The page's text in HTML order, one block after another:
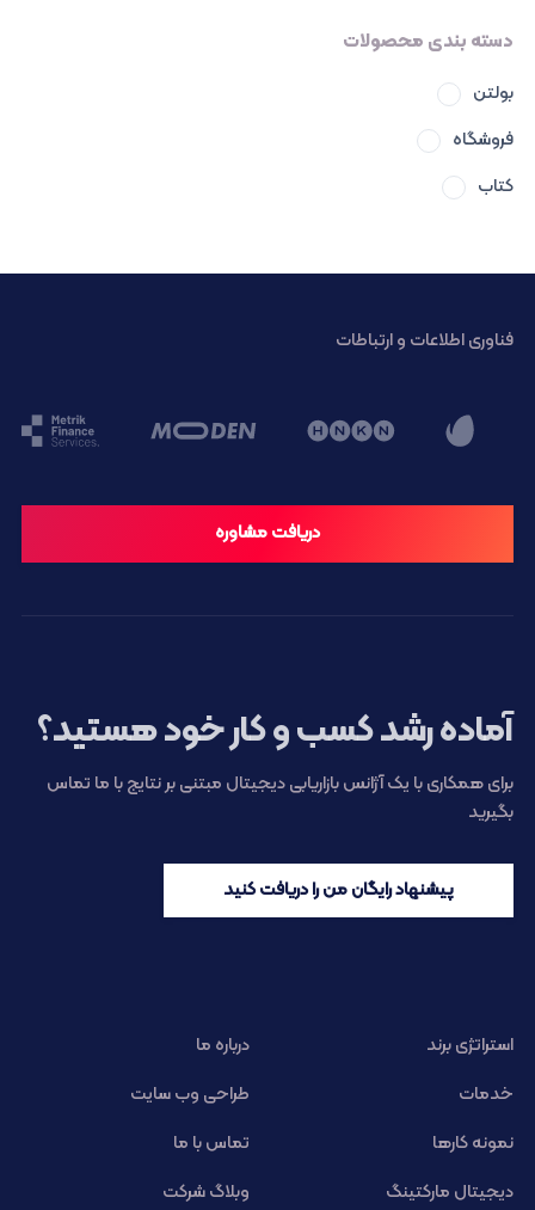
دسته بندی محصولات
بولتن
فروشگاه
کتاب
فناوری اطلاعات و ارتباطات
دریافت مشاوره
آماده رشد کسب و کار خود هستید؟
برای همکاری با یک آژانس بازاریابی دیجیتال مبتنی بر نتایج با ما تماس
بگیرید
پیشنهاد رایگان من را دریافت کنید
استراتژی برند
درباره ما
خدمات
طراحی وب سایت
نمونه کارها
تماس با ما
دیجیتال مارکتینگ
وبلاگ شرکت